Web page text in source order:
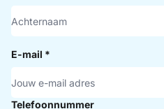
E-mail *
Telefoonnummer